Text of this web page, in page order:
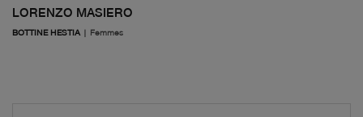
LORENZO MASIERO
BOTTINE HESTIA | Femmes